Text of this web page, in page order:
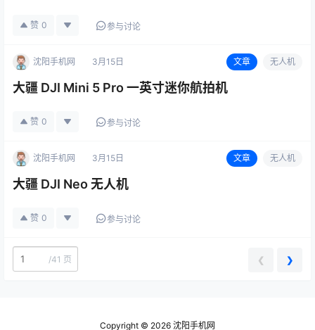
障，在Air 2S的基础上全面升级，相较Maivc 3
赞 0 参与讨论
沈阳手机网 3月15日 文章 无人机
大疆 DJI Mini 5 Pro 一英寸迷你航拍机
赞 0 参与讨论
沈阳手机网 3月15日 文章 无人机
大疆 DJI Neo 无人机
赞 0 参与讨论
/41 页 ❮ ❯
Copyright © 2026 沈阳手机网